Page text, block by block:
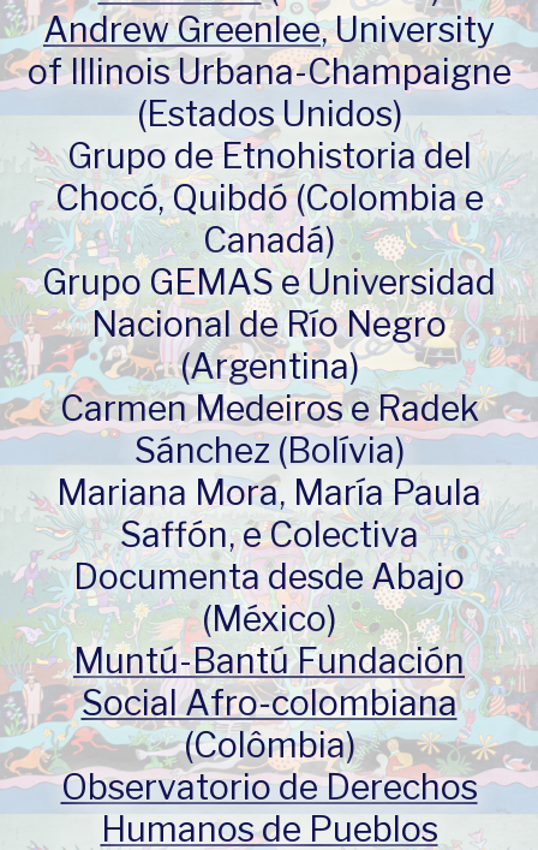
Andrew Greenlee, University
of Illinois Urbana-Champaigne
(Estados Unidos)
Grupo de Etnohistoria del
Chocó, Quibdó (Colombia e
Canadá)
Grupo GEMAS e Universidad
Nacional de Río Negro
(Argentina)
Carmen Medeiros e Radek
Sánchez (Bolívia)
Mariana Mora, María Paula
Saffón, e Colectiva
Documenta desde Abajo
(México)
Muntú-Bantú Fundación
Social Afro-colombiana
(Colômbia)
Observatorio de Derechos
Humanos de Pueblos